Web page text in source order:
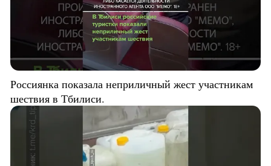
Россиянка показала неприличный жест участникам
шествия в Тбилиси.